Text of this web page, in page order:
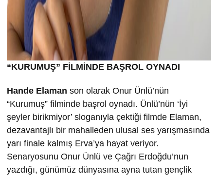
“KURUMUŞ” FİLMİNDE BAŞROL OYNADI
Hande Elaman son olarak Onur Ünlü’nün
“Kurumuş” filminde başrol oynadı. Ünlü’nün ‘İyi
şeyler birikmiyor’ sloganıyla çektiği filmde Elaman,
dezavantajlı bir mahalleden ulusal ses yarışmasında
yarı finale kalmış Erva’ya hayat veriyor.
Senaryosunu Onur Ünlü ve Çağrı Erdoğdu’nun
yazdığı, günümüz dünyasına ayna tutan gençlik